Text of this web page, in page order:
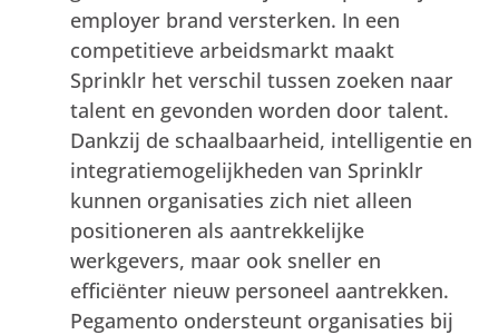
employer brand versterken. In een
competitieve arbeidsmarkt maakt
Sprinklr het verschil tussen zoeken naar
talent en gevonden worden door talent.
Dankzij de schaalbaarheid, intelligentie en
integratiemogelijkheden van Sprinklr
kunnen organisaties zich niet alleen
positioneren als aantrekkelijke
werkgevers, maar ook sneller en
efficiënter nieuw personeel aantrekken.
Pegamento ondersteunt organisaties bij